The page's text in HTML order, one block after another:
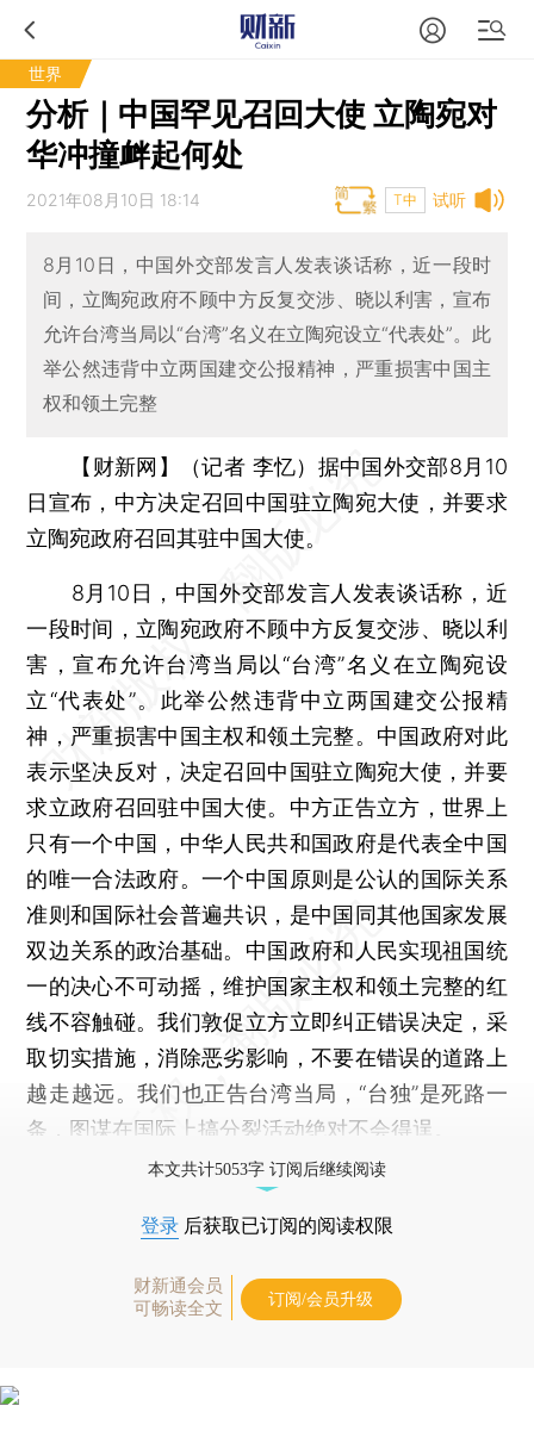
世界
分析｜中国罕见召回大使 立陶宛对
华冲撞衅起何处
试听
2021年08月10日 18:14 T中
8月10日，中国外交部发言人发表谈话称，近一段时
间，立陶宛政府不顾中方反复交涉、晓以利害，宣布
允许台湾当局以“台湾”名义在立陶宛设立“代表处”。此
举公然违背中立两国建交公报精神，严重损害中国主
权和领土完整
【财新网】（记者 李忆） 据中国外交部8月10
日宣布，中方决定召回中国驻立陶宛大使，并要求
立陶宛政府召回其驻中国大使。
8月10日，中国外交部发言人发表谈话称，近
一段时间，立陶宛政府不顾中方反复交涉、晓以利
害，宣布允许台湾当局以“台湾”名义在立陶宛设
立“代表处”。此举公然违背中立两国建交公报精
神，严重损害中国主权和领土完整。中国政府对此
表示坚决反对，决定召回中国驻立陶宛大使，并要
求立政府召回驻中国大使。中方正告立方，世界上
只有一个中国，中华人民共和国政府是代表全中国
的唯一合法政府。一个中国原则是公认的国际关系
准则和国际社会普遍共识，是中国同其他国家发展
双边关系的政治基础。中国政府和人民实现祖国统
一的决心不可动摇，维护国家主权和领土完整的红
线不容触碰。我们敦促立方立即纠正错误决定，采
取切实措施，消除恶劣影响，不要在错误的道路上
越走越远。我们也正告台湾当局，“台独”是死路一
条，图谋在国际上搞分裂活动绝对不会得逞。
本文共计5053字 订阅后继续阅读
登录 后获取已订阅的阅读权限
财新通会员
可畅读全文
订阅/会员升级